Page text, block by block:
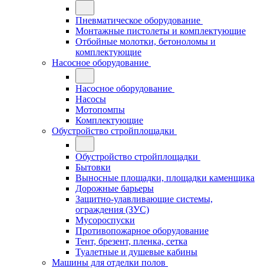
Пневматическое оборудование
Монтажные пистолеты и комплектующие
Отбойные молотки, бетоноломы и
комплектующие
Насосное оборудование
Насосное оборудование
Насосы
Мотопомпы
Комплектующие
Обустройство стройплощадки
Обустройство стройплощадки
Бытовки
Выносные площадки, площадки каменщика
Дорожные барьеры
Защитно-улавливающие системы,
ограждения (ЗУС)
Мусороспуски
Противопожарное оборудование
Тент, брезент, пленка, сетка
Туалетные и душевые кабины
Машины для отделки полов